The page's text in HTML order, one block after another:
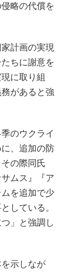
略の代償を
計画の実現
ちに謝意を
に取り組
があると強
のウクライ
、追加の防
の際同氏
ムス』『ア
を追加で少
している。
」と強調し
示しなが